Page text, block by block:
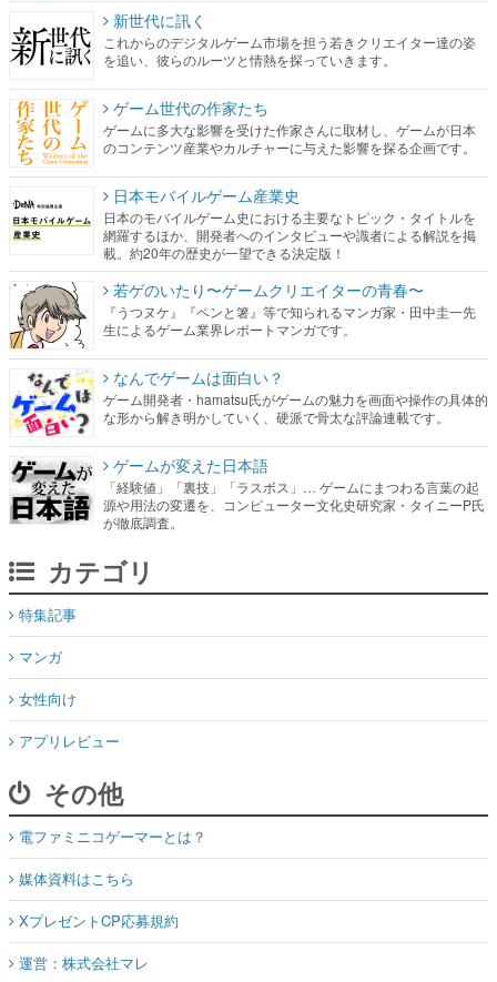
新世代に訊く
これからのデジタルゲーム市場を担う若きクリエイター達の姿
を追い、彼らのルーツと情熱を探っていきます。
ゲーム世代の作家たち
ゲームに多大な影響を受けた作家さんに取材し、ゲームが日本
のコンテンツ産業やカルチャーに与えた影響を探る企画です。
日本モバイルゲーム産業史
日本のモバイルゲーム史における主要なトピック・タイトルを
網羅するほか、開発者へのインタビューや識者による解説を掲
載。約20年の歴史が一望できる決定版！
若ゲのいたり〜ゲームクリエイターの青春〜
『うつヌケ』『ペンと箸』等で知られるマンガ家・田中圭一先
生によるゲーム業界レポートマンガです。
なんでゲームは面白い？
ゲーム開発者・hamatsu氏がゲームの魅力を画面や操作の具体的
な形から解き明かしていく、硬派で骨太な評論連載です。
ゲームが変えた日本語
「経験値」「裏技」「ラスボス」… ゲームにまつわる言葉の起
源や用法の変遷を、コンピューター文化史研究家・タイニーP氏
が徹底調査。
カテゴリ
特集記事
マンガ
女性向け
アプリレビュー
その他
電ファミニコゲーマーとは？
媒体資料はこちら
XプレゼントCP応募規約
運営：株式会社マレ